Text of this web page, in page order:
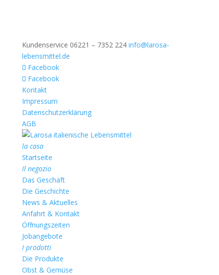
Kundenservice 06221 – 7352 224 info@larosa-
lebensmittel.de
Facebook
Facebook
Kontakt
Impressum
Datenschutzerklärung
AGB
la casa
Startseite
Il negozio
Das Geschäft
Die Geschichte
News & Aktuelles
Anfahrt & Kontakt
Öffnungszeiten
Jobangebote
I prodotti
Die Produkte
Obst & Gemüse